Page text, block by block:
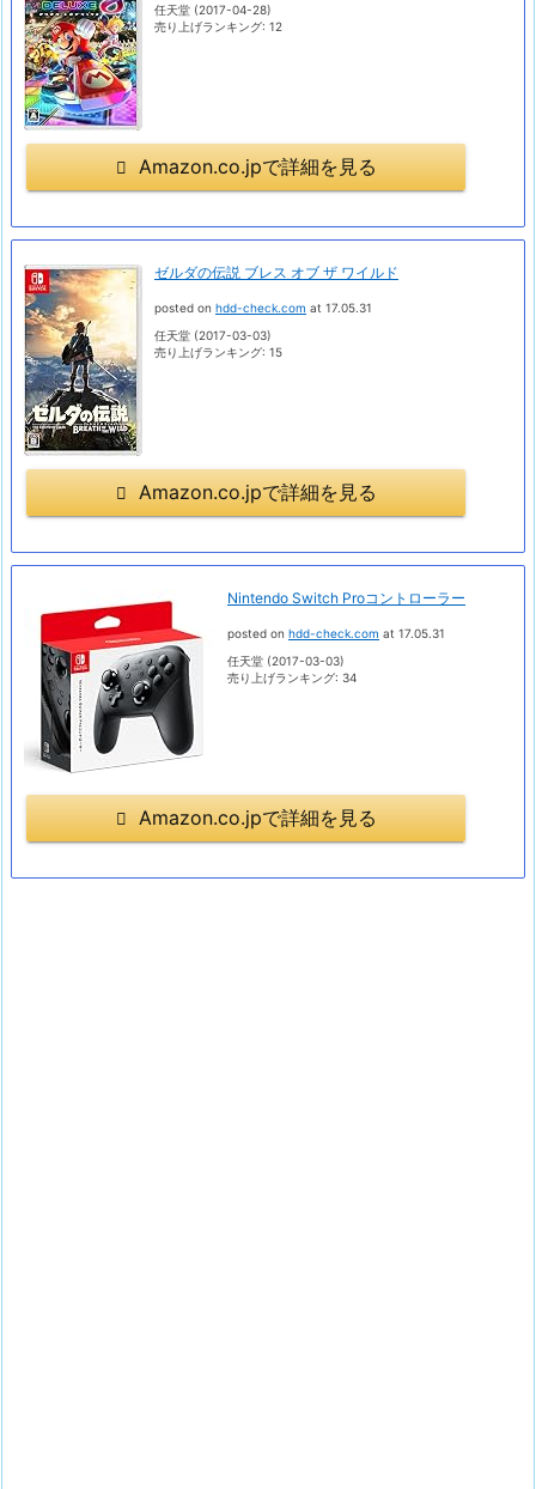
任天堂 (2017-04-28)
売り上げランキング: 12
Amazon.co.jpで詳細を見る
ゼルダの伝説 ブレス オブ ザ ワイルド
posted on hdd-check.com at 17.05.31
任天堂 (2017-03-03)
売り上げランキング: 15
Amazon.co.jpで詳細を見る
Nintendo Switch Proコントローラー
posted on hdd-check.com at 17.05.31
任天堂 (2017-03-03)
売り上げランキング: 34
Amazon.co.jpで詳細を見る